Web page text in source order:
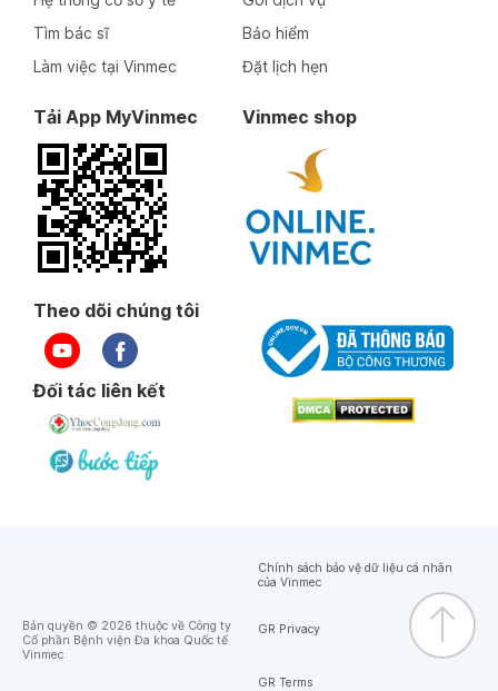
Tìm bác sĩ
Làm việc tại Vinmec
Bảo hiểm
Đặt lịch hẹn
Tải App MyVinmec Vinmec shop
Theo dõi chúng tôi
Đối tác liên kết
Bản quyền © 2026 thuộc về Công ty
Cổ phần Bệnh viện Đa khoa Quốc tế
Vinmec
Chính sách bảo vệ dữ liệu cá nhân
của Vinmec
GR Privacy
GR Terms